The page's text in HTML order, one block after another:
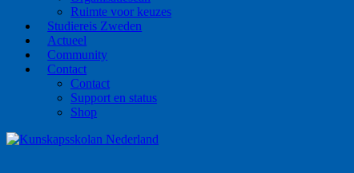
Ruimte voor keuzes
Studiereis Zweden
Actueel
Community
Contact
Contact
Support en status
Shop